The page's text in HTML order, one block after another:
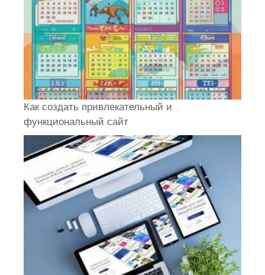
Как создать привлекательный и
функциональный сайт